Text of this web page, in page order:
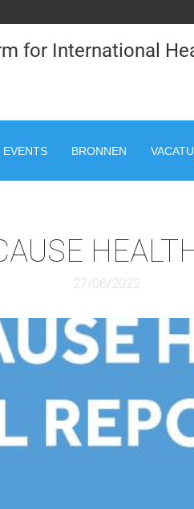
for International
EVENTS BRONNEN
27/06/2022